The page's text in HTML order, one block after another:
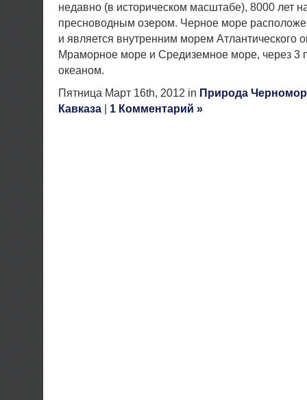
недавно (в историческом масштабе), 8000 лет
пресноводным озером. Черное море
и является внутренним морем Атлантического
Мраморное море и Средиземное море, через 3
океаном.
Пятница Март 16th, 2012 in Природа
Кавказа | 1 Комментарий »